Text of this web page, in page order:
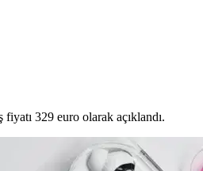
329 euro olarak açıklandı.